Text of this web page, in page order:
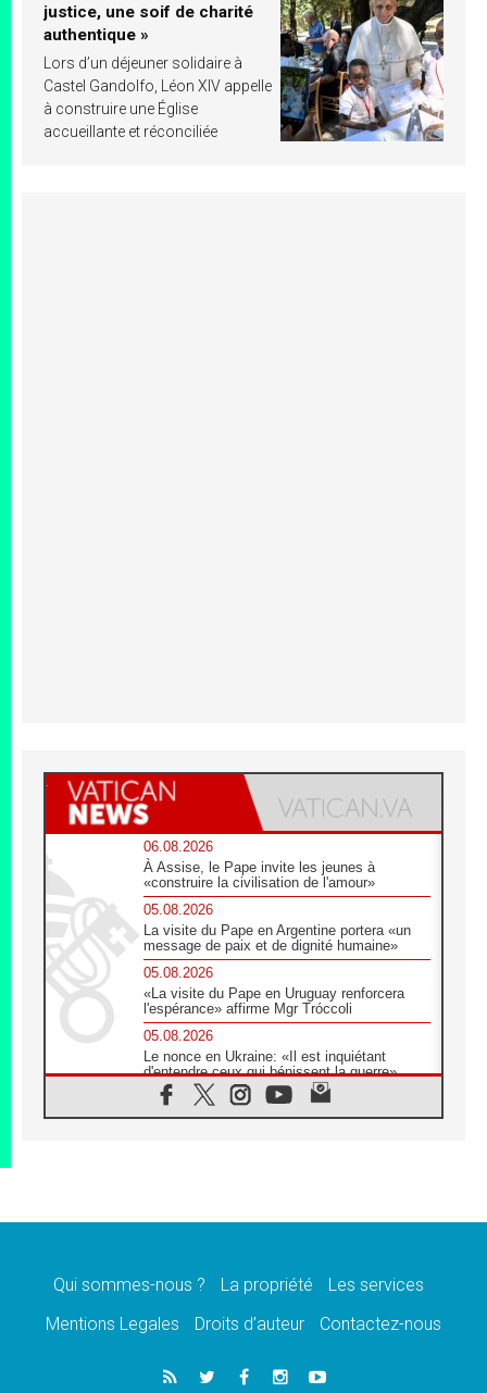
justice, une soif de charité
authentique »
Lors d’un déjeuner solidaire à
Castel Gandolfo, Léon XIV appelle
à construire une Église
accueillante et réconciliée
06.08.2026
À Assise, le Pape invite les jeunes à
«construire la civilisation de l'amour»
05.08.2026
La visite du Pape en Argentine portera «un
message de paix et de dignité humaine»
05.08.2026
«La visite du Pape en Uruguay renforcera
l'espérance» affirme Mgr Tróccoli
05.08.2026
Le nonce en Ukraine: «Il est inquiétant
d'entendre ceux qui bénissent la guerre»
05.08.2026
Léon XIV au Pérou, une lueur d'espoir pour
décès du cardinal Júlio Langa
Le Pape attendu en novembre en Uruguay,
05.08.2026
Audience générale: la prière est un acte
Qui sommes-nous ? La propriété
Les services
Mentions Legales
Droits d’auteur Contactez-nous